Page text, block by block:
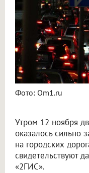
Фото: Om1.ru
Утром 12 ноября
оказалось сильно
на городских
свидетельствуют
«2ГИС».